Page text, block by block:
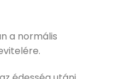
a normális